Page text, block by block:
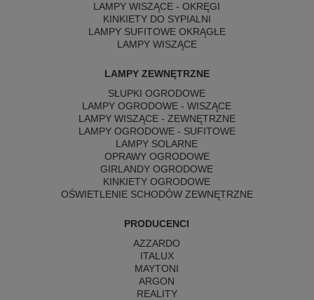
LAMPY WISZĄCE - OKRĘGI
KINKIETY DO SYPIALNI
LAMPY SUFITOWE OKRĄGŁE
LAMPY WISZĄCE
LAMPY ZEWNĘTRZNE
SŁUPKI OGRODOWE
LAMPY OGRODOWE - WISZĄCE
LAMPY WISZĄCE - ZEWNĘTRZNE
LAMPY OGRODOWE - SUFITOWE
LAMPY SOLARNE
OPRAWY OGRODOWE
GIRLANDY OGRODOWE
KINKIETY OGRODOWE
OŚWIETLENIE SCHODÓW ZEWNĘTRZNE
PRODUCENCI
AZZARDO
ITALUX
MAYTONI
ARGON
REALITY